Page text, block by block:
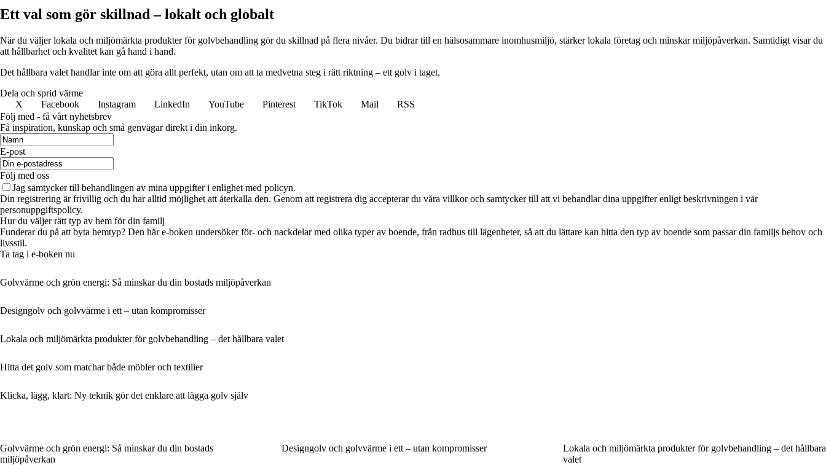
Ett val som gör skillnad – lokalt och globalt
När du väljer lokala och miljömärkta produkter för golvbehandling gör du skillnad på flera nivåer. Du bidrar till en hälsosammare inomhusmiljö, stärker lokala företag och minskar miljöpåverkan. Samtidigt visar du
att hållbarhet och kvalitet kan gå hand i hand.
Det hållbara valet handlar inte om att göra allt perfekt, utan om att ta medvetna steg i rätt riktning – ett golv i taget.
Dela och sprid värme
X
Facebook Instagram LinkedIn YouTube Pinterest TikTok Mail
RSS
Följ med - få vårt nyhetsbrev
Få inspiration, kunskap och små genvägar direkt i din inkorg.
E-post
Följ med oss
Jag samtycker till behandlingen av mina uppgifter i enlighet med policyn.
Din registrering är frivillig och du har alltid möjlighet att återkalla den. Genom att registrera dig accepterar du våra villkor och samtycker till att vi behandlar dina uppgifter enligt beskrivningen i vår
personuppgiftspolicy.
Hur du väljer rätt typ av hem för din familj
Funderar du på att byta hemtyp? Den här e-boken undersöker för- och nackdelar med olika typer av boende, från radhus till lägenheter, så att du lättare kan hitta den typ av boende som passar din familjs behov och
livsstil.
Ta tag i e-boken nu
Golvvärme och grön energi: Så minskar du din bostads miljöpåverkan
Designgolv och golvvärme i ett – utan kompromisser
Lokala och miljömärkta produkter för golvbehandling – det hållbara valet
Hitta det golv som matchar både möbler och textilier
Klicka, lägg, klart: Ny teknik gör det enklare att lägga golv själv
Golvvärme och grön energi: Så minskar du din bostads
miljöpåverkan
Designgolv och golvvärme i ett – utan kompromisser
Lokala och miljömärkta produkter för golvbehandling – det hållbara
valet